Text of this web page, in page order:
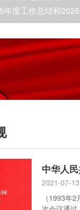
型式检验、设计能
中华人
2021-07-13
（1993年